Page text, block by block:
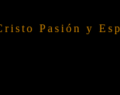
Pasión y